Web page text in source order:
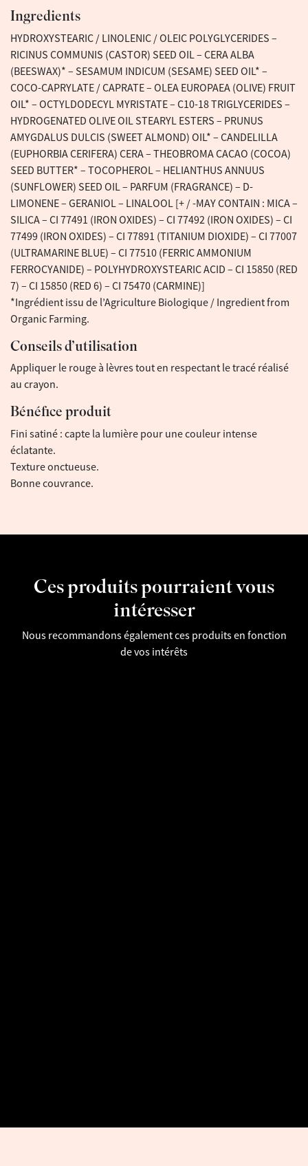
Ingredients
HYDROXYSTEARIC / LINOLENIC / OLEIC POLYGLYCERIDES –
RICINUS COMMUNIS (CASTOR) SEED OIL – CERA ALBA
(BEESWAX)* – SESAMUM INDICUM (SESAME) SEED OIL* –
COCO-CAPRYLATE / CAPRATE – OLEA EUROPAEA (OLIVE) FRUIT
OIL* – OCTYLDODECYL MYRISTATE – C10-18 TRIGLYCERIDES –
HYDROGENATED OLIVE OIL STEARYL ESTERS – PRUNUS
AMYGDALUS DULCIS (SWEET ALMOND) OIL* – CANDELILLA
(EUPHORBIA CERIFERA) CERA – THEOBROMA CACAO (COCOA)
SEED BUTTER* – TOCOPHEROL – HELIANTHUS ANNUUS
(SUNFLOWER) SEED OIL – PARFUM (FRAGRANCE) – D-
LIMONENE – GERANIOL – LINALOOL [+ / -MAY CONTAIN : MICA –
SILICA – CI 77491 (IRON OXIDES) – CI 77492 (IRON OXIDES) – CI
77499 (IRON OXIDES) – CI 77891 (TITANIUM DIOXIDE) – CI 77007
(ULTRAMARINE BLUE) – CI 77510 (FERRIC AMMONIUM
FERROCYANIDE) – POLYHYDROXYSTEARIC ACID – CI 15850 (RED
7) – CI 15850 (RED 6) – CI 75470 (CARMINE)]
*Ingrédient issu de l’Agriculture Biologique / Ingredient from
Organic Farming.
Conseils d’utilisation
Appliquer le rouge à lèvres tout en respectant le tracé réalisé
au crayon.
Bénéfice produit
Fini satiné : capte la lumière pour une couleur intense
éclatante.
Texture onctueuse.
Bonne couvrance.
Ces produits pourraient vous
intéresser
Nous recommandons également ces produits en fonction
de vos intérêts